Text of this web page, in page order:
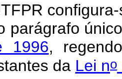
configura-
parágrafo
1996,
da Lei no